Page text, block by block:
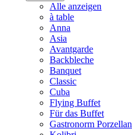
Alle anzeigen
à table
Anna
Asia
Avantgarde
Backbleche
Banquet
Classic
Cuba
Flying Buffet
Für das Buffet
Gastronorm Porzellan